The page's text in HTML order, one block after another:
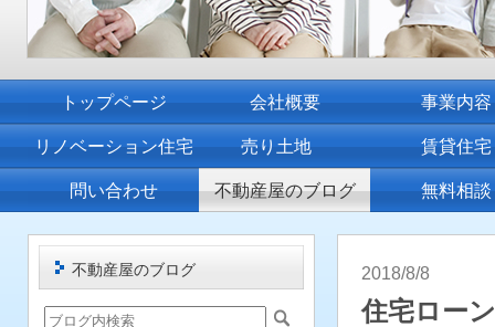
トップページ 会社概要 事業内容
リノベーション住宅 売り土地 賃貸住宅
問い合わせ 不動産屋のブログ 無料相談
2018/8/8
住宅ローン
不動産屋のブログ